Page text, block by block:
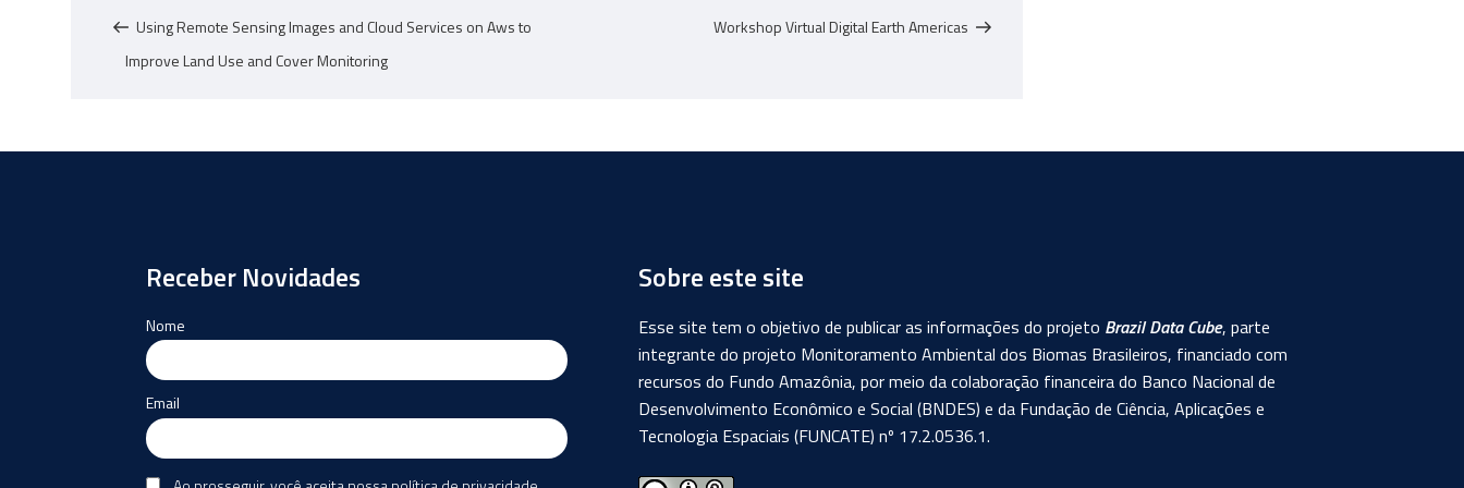
Post Using Remote Sensing Images and Cloud Services on Aws to
Improve Land Use and Cover Monitoring
Workshop Virtual Digital Earth Americas
Receber Novidades
Nome
Email
Sobre este site
Esse site tem o objetivo de publicar as informações do projeto Brazil Data Cube, parte
integrante do projeto Monitoramento Ambiental dos Biomas Brasileiros, financiado com
recursos do Fundo Amazônia, por meio da colaboração financeira do Banco Nacional de
Desenvolvimento Econômico e Social (BNDES) e da Fundação de Ciência, Aplicações e
Tecnologia Espaciais (FUNCATE) nº 17.2.0536.1.